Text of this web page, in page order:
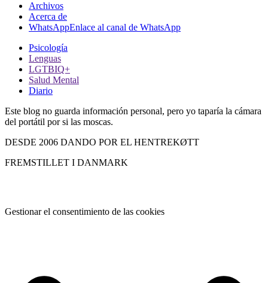
Archivos
Acerca de
WhatsAppEnlace al canal de WhatsApp
Psicología
Lenguas
LGTBIQ+
Salud Mental
Diario
Este blog no guarda información personal, pero yo taparía la cámara
del portátil por si las moscas.
DESDE 2006 DANDO POR EL HENTREKØTT
FREMSTILLET I DANMARK
Gestionar el consentimiento de las cookies